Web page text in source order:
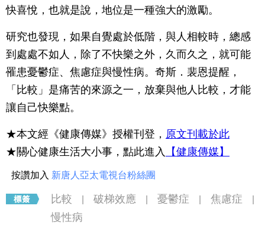
快喜悅，也就是說，地位是一種強大的激勵。
研究也發現，如果自覺處於低階，與人相較時，總感
到處處不如人，除了不快樂之外，久而久之，就可能
罹患憂鬱症、焦慮症與慢性病。奇斯．裴恩提醒，
「比較」是痛苦的來源之一，放棄與他人比較，才能
讓自己快樂點。
★本文經《健康傳媒》授權刊登， 原文刊載於此
★關心健康生活大小事，點此進入
【健康傳媒】
按讚加入 新唐人亞太電視台粉絲團
比較 破梯效應 憂鬱症 焦慮症
慢性病